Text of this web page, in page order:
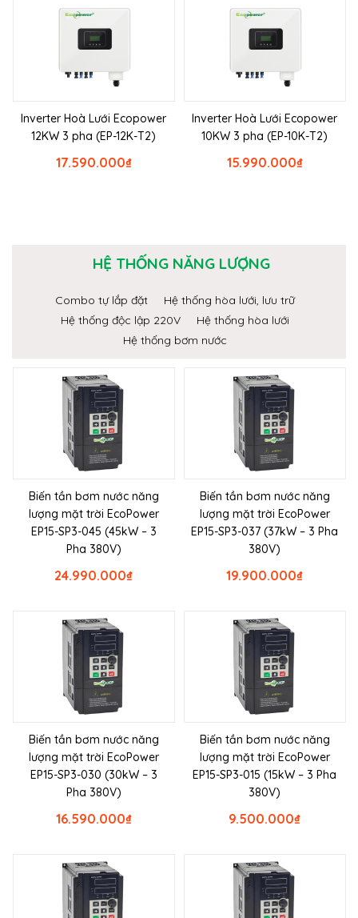
Inverter Hoà Lưới Ecopower
12KW 3 pha (EP-12K-T2)
₫
17.590.000
Inverter Hoà Lưới Ecopower
10KW 3 pha (EP-10K-T2)
₫
15.990.000
HỆ THỐNG NĂNG LƯỢNG
Combo tự lắp đặt
Hệ thống hòa lưới, lưu trữ
Hệ thống độc lập 220V
Hệ thống hòa lưới
Hệ thống bơm nước
Biến tần bơm nước năng
lượng mặt trời EcoPower
EP15-SP3-045 (45kW – 3
Pha 380V)
₫
24.990.000
Biến tần bơm nước năng
lượng mặt trời EcoPower
EP15-SP3-037 (37kW – 3 Pha
380V)
₫
19.900.000
Biến tần bơm nước năng
lượng mặt trời EcoPower
EP15-SP3-030 (30kW – 3
Pha 380V)
₫
16.590.000
Biến tần bơm nước năng
lượng mặt trời EcoPower
EP15-SP3-015 (15kW – 3 Pha
380V)
₫
9.500.000